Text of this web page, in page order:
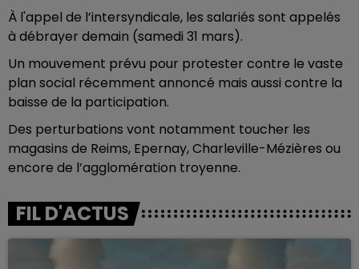
À l'appel de l’intersyndicale, les salariés sont appelés
à débrayer demain (samedi 31 mars).
Un mouvement prévu pour protester contre le vaste
plan social récemment annoncé mais aussi contre la
baisse de la participation.
Des perturbations vont notamment toucher les
magasins de Reims, Epernay, Charleville-Mézières ou
encore de l’agglomération troyenne.
FIL D'ACTUS